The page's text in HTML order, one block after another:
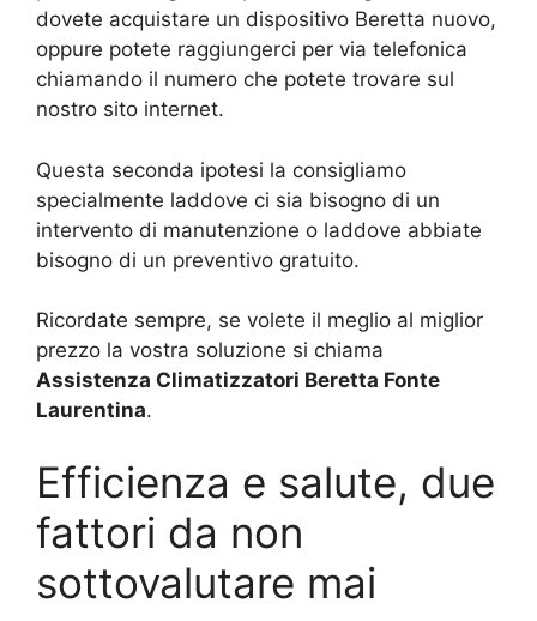
dovete acquistare un dispositivo Beretta nuovo,
oppure potete raggiungerci per via telefonica
chiamando il numero che potete trovare sul
nostro sito internet.
Questa seconda ipotesi la consigliamo
specialmente laddove ci sia bisogno di un
intervento di manutenzione o laddove abbiate
bisogno di un preventivo gratuito.
Ricordate sempre, se volete il meglio al miglior
prezzo la vostra soluzione si chiama
Assistenza Climatizzatori Beretta Fonte
Laurentina.
Efficienza e salute, due
fattori da non
sottovalutare mai